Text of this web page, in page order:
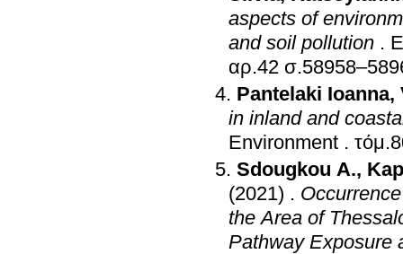
aspects of
and soil pollution .
αρ.42
Pantelaki Ioanna,
in inland and
Environment .
Sdougkou A.,
(2021) .
the Area of
Pathway Exposure